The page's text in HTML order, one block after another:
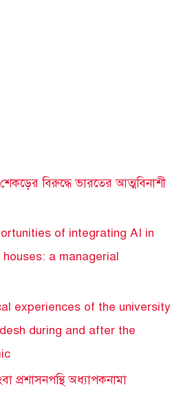
বিরুদ্ধে ভারতের আত্মবিনাশী
of integrating AI in
a managerial
experiences of the university
during and after the
প্রশাসনপন্থি অধ্যাপকনামা